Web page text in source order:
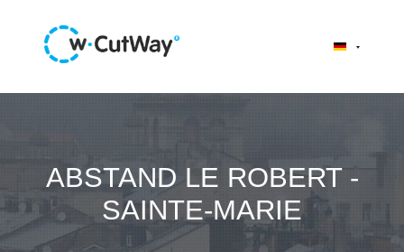
ABSTAND LE ROBERT -
SAINTE-MARIE